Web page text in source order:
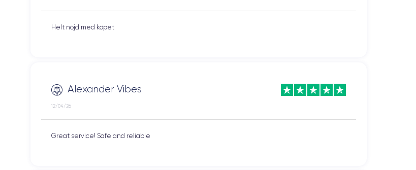
Helt nöjd med köpet
Alexander Vibes
12/04/26
Great service! Safe and reliable